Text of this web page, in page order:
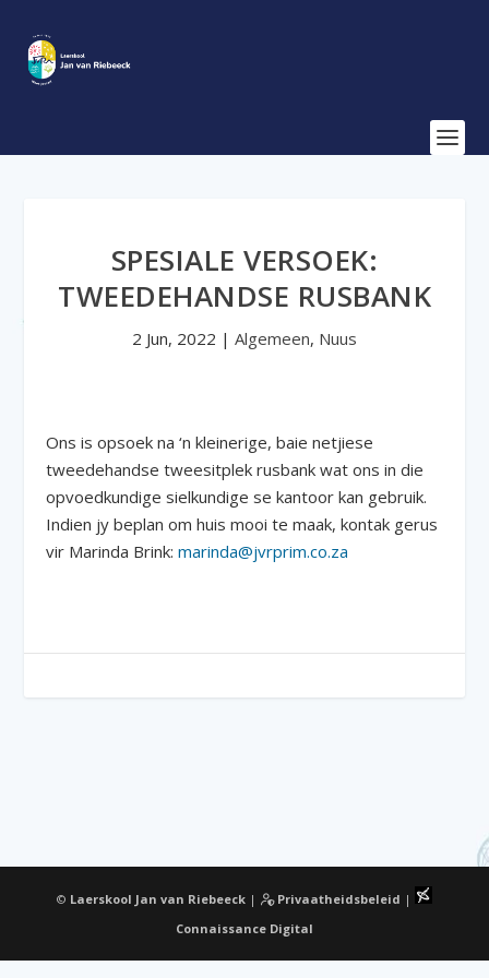
SPESIALE VERSOEK:
TWEEDEHANDSE RUSBANK
2 Jun, 2022 | Algemeen, Nuus
Ons is opsoek na ‘n kleinerige, baie netjiese
tweedehandse tweesitplek rusbank wat ons in die
opvoedkundige sielkundige se kantoor kan gebruik.
Indien jy beplan om huis mooi te maak, kontak gerus
vir Marinda Brink:marinda@jvrprim.co.za
© Laerskool Jan van Riebeeck| Privaatheidsbeleid |
Connaissance Digital